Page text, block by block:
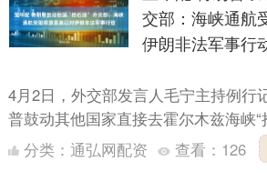
交部：海峡通航
伊朗非法军事行
4月2日，外交部发言人毛宁主持例行
普鼓动其他国家直接去霍尔木兹海峡“
示，霍尔木兹海峡通航受阻的根源是
分类： 通弘网配资 查看： 126